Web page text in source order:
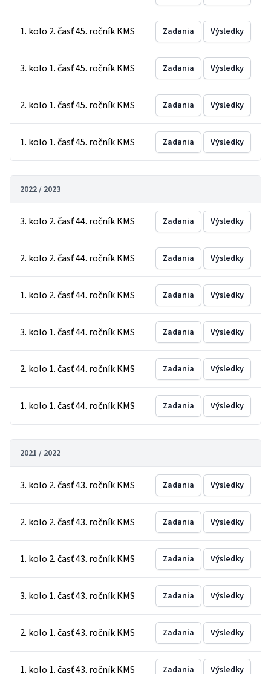
1. kolo 2. časť 45. ročník KMS Zadania Výsledky
3. kolo 1. časť 45. ročník KMS Zadania Výsledky
2. kolo 1. časť 45. ročník KMS Zadania Výsledky
1. kolo 1. časť 45. ročník KMS Zadania Výsledky
2022 / 2023
3. kolo 2. časť 44. ročník KMS Zadania Výsledky
2. kolo 2. časť 44. ročník KMS Zadania Výsledky
1. kolo 2. časť 44. ročník KMS Zadania Výsledky
3. kolo 1. časť 44. ročník KMS Zadania Výsledky
2. kolo 1. časť 44. ročník KMS Zadania Výsledky
1. kolo 1. časť 44. ročník KMS Zadania Výsledky
2021 / 2022
3. kolo 2. časť 43. ročník KMS Zadania Výsledky
2. kolo 2. časť 43. ročník KMS Zadania Výsledky
1. kolo 2. časť 43. ročník KMS Zadania Výsledky
3. kolo 1. časť 43. ročník KMS Zadania Výsledky
2. kolo 1. časť 43. ročník KMS Zadania Výsledky
1. kolo 1. časť 43. ročník KMS Zadania Výsledky